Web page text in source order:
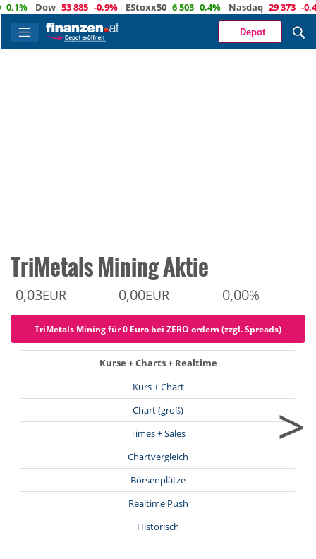
Dow 53 885 -0,9% EStoxx50 6 503 0,4% Nasdaq 29 373 -0,4%
Depot
TriMetals Mining Aktie
0,03EUR 0,00EUR 0,00%
TriMetals Mining für 0 Euro bei ZERO ordern (zzgl. Spreads)
Kurse + Charts + Realtime
Kurs + Chart
Chart (groß)
Times + Sales
Chartvergleich
Börsenplätze
Realtime Push
Historisch
>